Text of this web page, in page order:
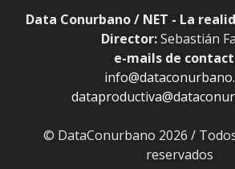
Data Conurbano / NET - La
Director:Sebastián
e-mails de
© DataConurbano 2026 /
reservados